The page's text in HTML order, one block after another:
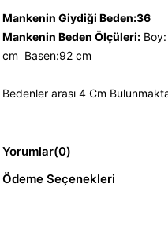
Mankenin Giydiği Beden:36
Mankenin Beden Ölçüleri:
cm Basen:92 cm
Bedenler arası 4 Cm
Yorumlar(0)
Ödeme Seçenekleri